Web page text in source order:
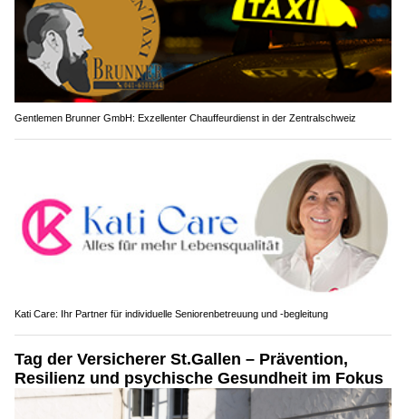
Gentlemen Brunner GmbH: Exzellenter Chauffeurdienst in der Zentralschweiz
Kati Care: Ihr Partner für individuelle Seniorenbetreuung und -begleitung
Tag der Versicherer St.Gallen – Prävention,
Resilienz und psychische Gesundheit im Fokus